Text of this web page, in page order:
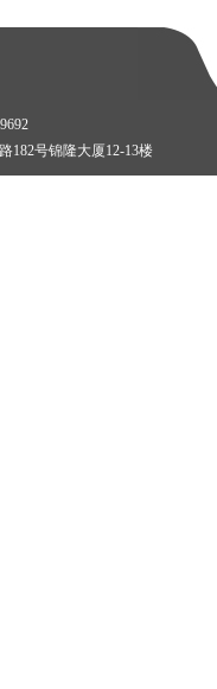
182号锦隆大厦12-13楼